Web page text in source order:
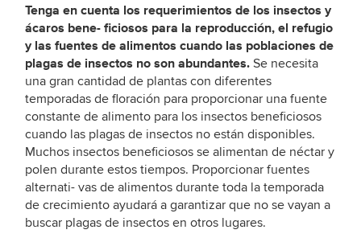
Tenga en cuenta los requerimientos de los insectos y
ácaros bene- ficiosos para la reproducción, el refugio
y las fuentes de alimentos cuando las poblaciones de
plagas de insectos no son abundantes. Se necesita
una gran cantidad de plantas con diferentes
temporadas de floración para proporcionar una fuente
constante de alimento para los insectos beneficiosos
cuando las plagas de insectos no están disponibles.
Muchos insectos beneficiosos se alimentan de néctar y
polen durante estos tiempos. Proporcionar fuentes
alternati- vas de alimentos durante toda la temporada
de crecimiento ayudará a garantizar que no se vayan a
buscar plagas de insectos en otros lugares.